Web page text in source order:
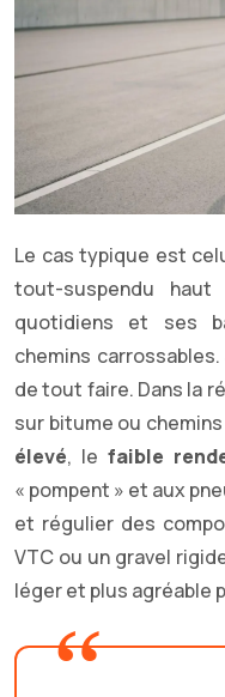
Le cas typique est
tout-suspendu
quotidiens et ses
chemins
de tout faire. Dans la
sur bitume ou
élevé, lefaible
« pompent » et aux
et régulier des
VTC ou un gravel
léger et plus agréable